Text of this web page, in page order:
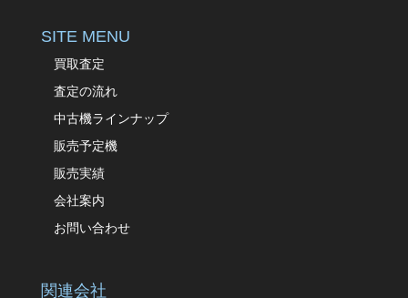
SITE MENU
買取査定
査定の流れ
中古機ラインナップ
販売予定機
販売実績
会社案内
お問い合わせ
関連会社